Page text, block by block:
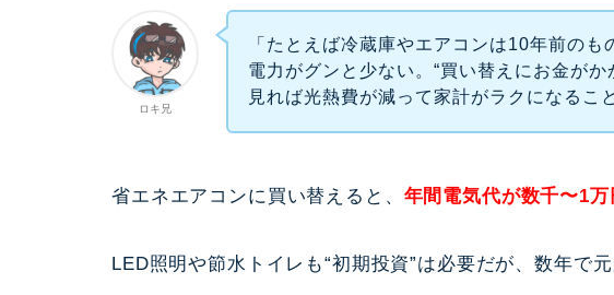
ロキ兄
「たとえば冷蔵庫やエアコンは10年前のも
電力がグンと少ない。“買い替えにお金がか
見れば光熱費が減って家計がラクになるこ
省エネエアコンに買い替えると、 年間電気代が数千〜1
LED照明や節水トイレも“初期投資”は必要だが、数年で